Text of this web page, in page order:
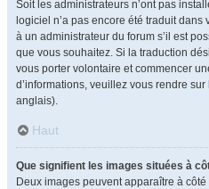
Soit les administrateurs n’ont pas
logiciel n’a pas encore été traduit
à un administrateur du forum s’il est
que vous souhaitez. Si la traduction
vous porter volontaire et commencer
d’informations, veuillez vous rendre sur
anglais).
Haut
Que signifient les images situées à
Deux images peuvent apparaître à